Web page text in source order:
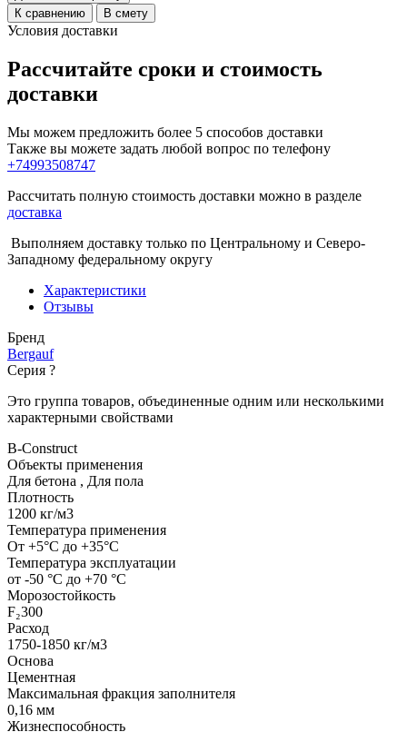
К сравнению
В смету
Условия доставки
Рассчитайте сроки и стоимость
доставки
Мы можем предложить более 5 способов доставки
Также вы можете задать любой вопрос по телефону
+74993508747
Рассчитать полную стоимость доставки можно в разделе
доставка
Выполняем доставку только по Центральному и Северо-
Западному федеральному округу
Характеристики
Отзывы
Бренд
Bergauf
Серия ?
Это группа товаров, объединенные одним или несколькими
характерными свойствами
B-Construct
Объекты применения
Для бетона , Для пола
Плотность
1200 кг/м3
Температура применения
От +5°С до +35°С
Температура эксплуатации
от -50 °С до +70 °С
Морозостойкость
F₂300
Расход
1750-1850 кг/м3
Основа
Цементная
Максимальная фракция заполнителя
0,16 мм
Жизнеспособность